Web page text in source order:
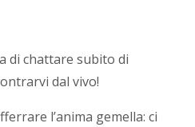
di chattare subito di
dal vivo!
l’anima gemella: ci